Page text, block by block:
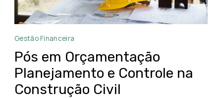
Pós
Orçamentação,
Planejamento
e
Gestão Financeira
Pós em Orçamentação
Planejamento e Controle na
Construção Civil